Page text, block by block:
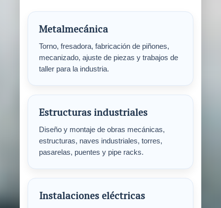
Metalmecánica
Torno, fresadora, fabricación de piñones,
mecanizado, ajuste de piezas y trabajos de
taller para la industria.
Estructuras industriales
Diseño y montaje de obras mecánicas,
estructuras, naves industriales, torres,
pasarelas, puentes y pipe racks.
Instalaciones eléctricas